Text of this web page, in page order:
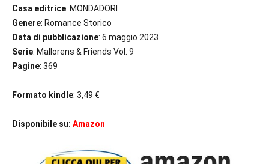
Casa editrice: MONDADORI
Genere: Romance Storico
Data di pubblicazione: 6 maggio 2023
Serie: Mallorens & Friends Vol. 9
Pagine: 369
Formato kindle: 3,49 €
Disponibile su: Amazon